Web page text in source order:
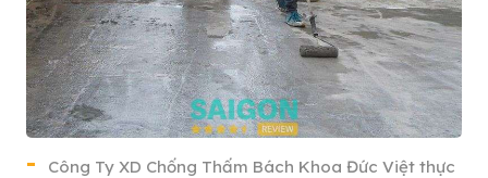
Công Ty XD Chống Thấm Bách Khoa Đức Việt thực